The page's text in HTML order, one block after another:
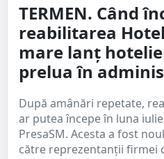
TERMEN. Când
reabilitarea
mare lanț
prelua în
După amânări repetate,
ar putea începe în luna
PresaSM. Acesta a fost
către reprezentanții firmei